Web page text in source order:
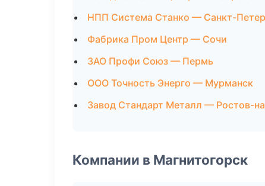
НПП Система Станко — Санкт-
Фабрика Пром Центр — Сочи
ЗАО Профи Союз — Пермь
ООО Точность Энерго — Мурманск
Завод Стандарт Металл — Ростов-
Компании в Магнитогорск